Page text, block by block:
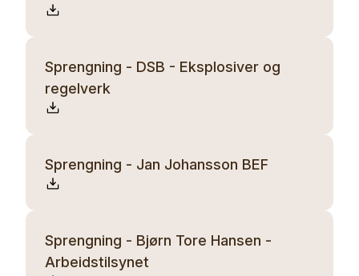
Sprengning - DSB - Eksplosiver og
regelverk
Sprengning - Jan Johansson BEF
Sprengning - Bjørn Tore Hansen -
Arbeidstilsynet